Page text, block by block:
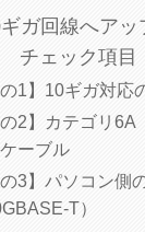
ガ回線へアッ
チェック項目
の1】10ギガ対応
の2】カテゴリ
ーブル
の3】パソコン側
T）